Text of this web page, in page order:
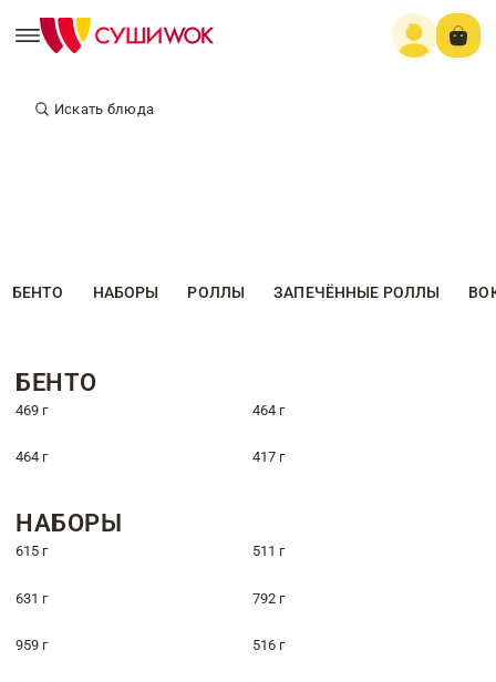
Искать блюда
БЕНТО НАБОРЫ РОЛЛЫ ЗАПЕЧЁННЫЕ РОЛЛЫ
БЕНТО
469 г 464 г
464 г 417 г
НАБОРЫ
615 г 511 г
631 г 792 г
959 г 516 г